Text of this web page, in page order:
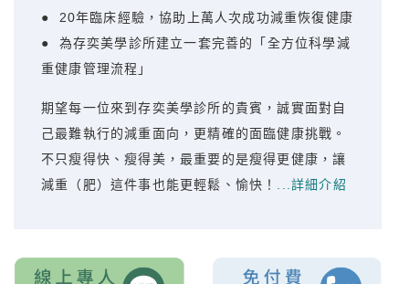
● 20年臨床經驗，協助上萬人次成功減重恢復健康
● 為存奕美學診所建立一套完善的「全方位科學減
重健康管理流程」
期望每一位來到存奕美學診所的貴賓，誠實面對自
己最難執行的減重面向，更精確的面臨健康挑戰。
不只瘦得快、瘦得美，最重要的是瘦得更健康，讓
減重（肥）這件事也能更輕鬆、愉快！
...詳細介紹